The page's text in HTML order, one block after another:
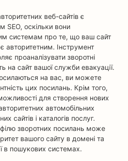
веб-сайтів є
оскільки вони
системам про те, що ваш сайт
авторитетним. Інструмент
проаналізувати зворотні
на сайт вашої служби евакуації.
на вас, ви можете
цих посилань. Крім того,
для створення нових
автомобільних
сайтів і каталогів послуг.
зворотних посилань може
вашого сайту в домені та
в пошукових системах.